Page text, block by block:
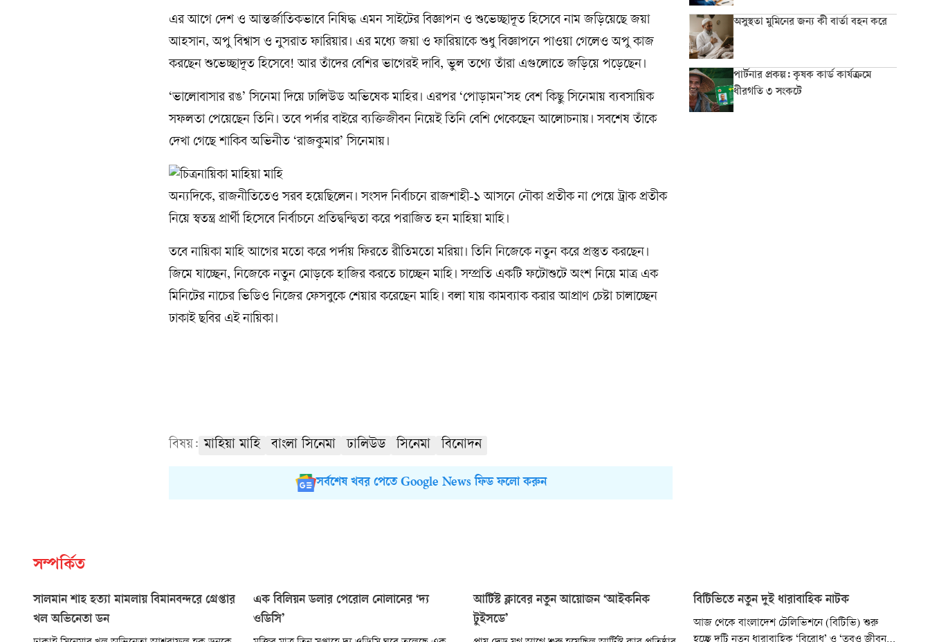
এর আগে দেশ ও আন্তর্জাতিকভাবে নিষিদ্ধ এমন সাইটের বিজ্ঞাপন ও শুভেচ্ছাদূত হিসেবে নাম জড়িয়েছে জয়া
আহসান, অপু বিশ্বাস ও নুসরাত ফারিয়ার। এর মধ্যে জয়া ও ফারিয়াকে শুধু বিজ্ঞাপনে পাওয়া গেলেও অপু কাজ
করছেন শুভেচ্ছাদূত হিসেবে! আর তাঁদের বেশির ভাগেরই দাবি, ভুল তথ্যে তাঁরা এগুলোতে জড়িয়ে পড়েছেন।
‘ভালোবাসার রঙ’ সিনেমা দিয়ে ঢালিউড অভিষেক মাহির। এরপর ‘পোড়ামন’সহ বেশ কিছু সিনেমায় ব্যবসায়িক
সফলতা পেয়েছেন তিনি। তবে পর্দার বাইরে ব্যক্তিজীবন নিয়েই তিনি বেশি থেকেছেন আলোচনায়। সবশেষ তাঁকে
দেখা গেছে শাকিব অভিনীত ‘রাজকুমার’ সিনেমায়।
অন্যদিকে, রাজনীতিতেও সরব হয়েছিলেন। সংসদ নির্বাচনে রাজশাহী-১ আসনে নৌকা প্রতীক না পেয়ে ট্রাক প্রতীক
নিয়ে স্বতন্ত্র প্রার্থী হিসেবে নির্বাচনে প্রতিদ্বন্দ্বিতা করে পরাজিত হন মাহিয়া মাহি।
তবে নায়িকা মাহি আগের মতো করে পর্দায় ফিরতে রীতিমতো মরিয়া। তিনি নিজেকে নতুন করে প্রস্তুত করছেন।
জিমে যাচ্ছেন, নিজেকে নতুন মোড়কে হাজির করতে চাচ্ছেন মাহি। সম্প্রতি একটি ফটোশুটে অংশ নিয়ে মাত্র এক
মিনিটের নাচের ভিডিও নিজের ফেসবুকে শেয়ার করেছেন মাহি। বলা যায় কামব্যাক করার আপ্রাণ চেষ্টা চালাচ্ছেন
ঢাকাই ছবির এই নায়িকা।
বিষয়: মাহিয়া মাহি বাংলা সিনেমা ঢালিউড সিনেমা বিনোদন
সর্বশেষ খবর পেতে Google News ফিড ফলো করুন
অসুস্থতা মুমিনের জন্য কী বার্তা বহন করে
পার্টনার প্রকল্প: কৃষক কার্ড কার্যক্রমে
ধীরগতি ৩ সংকটে
সম্পর্কিত
সালমান শাহ হত্যা মামলায় বিমানবন্দরে গ্রেপ্তার
খল অভিনেতা ডন
এক বিলিয়ন ডলার পেরোল নোলানের ‘দ্য
ওডিসি’
আর্টিস্ট ক্লাবের নতুন আয়োজন ‘আইকনিক
টুইসডে’
বিটিভিতে নতুন দুই ধারাবাহিক নাটক
আজ থেকে বাংলাদেশ টেলিভিশনে (বিটিভি) শুরু